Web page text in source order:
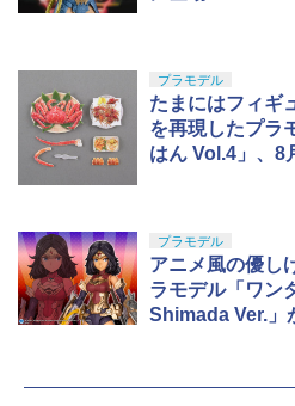
プラモデル
たまにはフィギ
を再現したプラ
はん Vol.4」、8
プラモデル
アニメ風の優し
ラモデル「ワン
Shimada Ver.」